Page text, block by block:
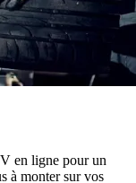
en ligne pour un
à monter sur vos